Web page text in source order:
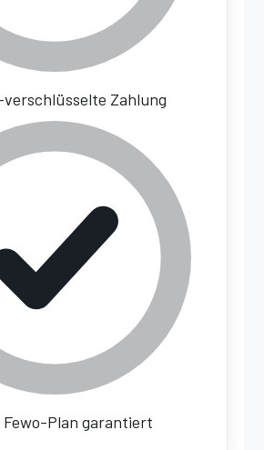
verschlüsselte Zahlung
Fewo-Plan garantiert